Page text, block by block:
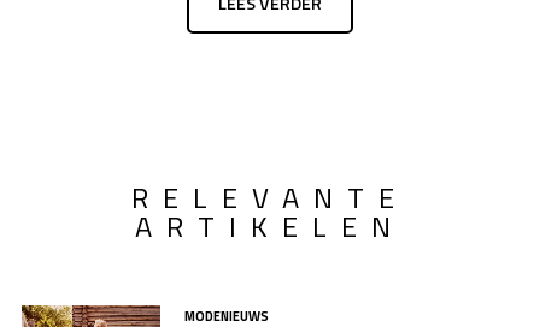
RELEVANTE
ARTIKELEN
MODENIEUWS